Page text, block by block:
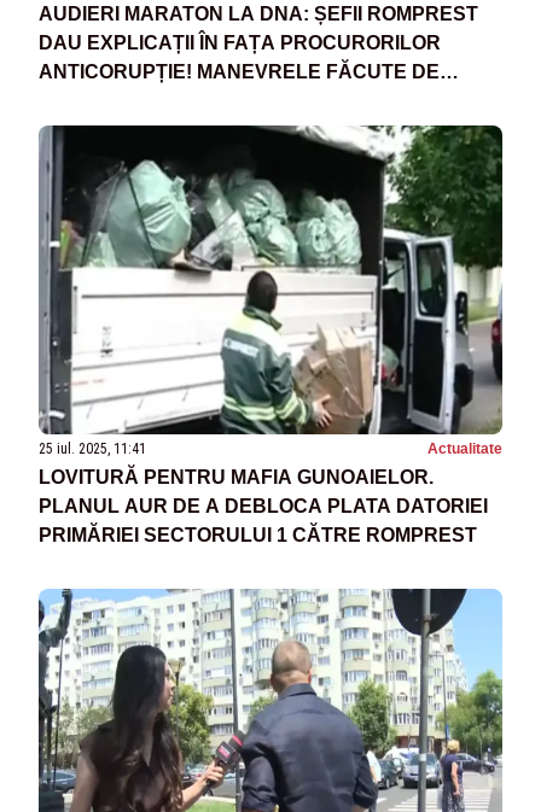
AUDIERI MARATON LA DNA: ȘEFII ROMPREST
DAU EXPLICAȚII ÎN FAȚA PROCURORILOR
ANTICORUPȚIE! MANEVRELE FĂCUTE DE
25 iul. 2025, 11:41 Actualitate
LOVITURĂ PENTRU MAFIA GUNOAIELOR.
PLANUL AUR DE A DEBLOCA PLATA DATORIEI
PRIMĂRIEI SECTORULUI 1 CĂTRE ROMPREST